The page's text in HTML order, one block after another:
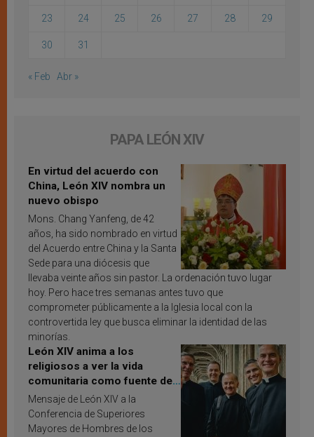
23 24 25 26 27 28 29
30 31
« Feb Abr »
PAPA LEÓN XIV
En virtud del acuerdo con
China, León XIV nombra un
nuevo obispo
Mons. Chang Yanfeng, de 42
años, ha sido nombrado en virtud
del Acuerdo entre China y la Santa
Sede para una diócesis que
llevaba veinte años sin pastor. La ordenación tuvo lugar
hoy. Pero hace tres semanas antes tuvo que
comprometer públicamente a la Iglesia local con la
controvertida ley que busca eliminar la identidad de las
minorías.
León XIV anima a los
religiosos a ver la vida
comunitaria como fuente de
inspiración y santificación
Mensaje de León XIV a la
Conferencia de Superiores
Mayores de Hombres de los